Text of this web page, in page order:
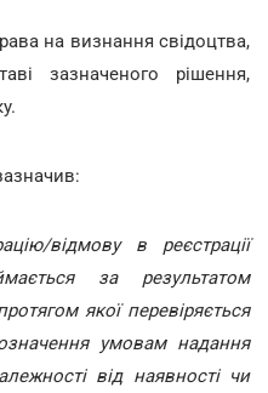
на визнання свідоцтва,
зазначеного рішення,
відмову в реєстрації
за результатом
якої перевіряється
умовам надання
від наявності чи